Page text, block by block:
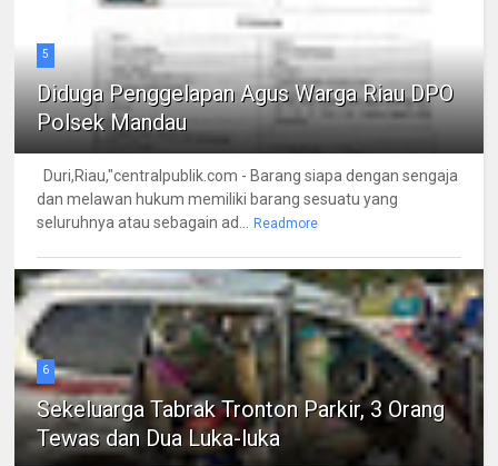
5
Diduga Penggelapan Agus Warga Riau DPO
Polsek Mandau
Duri,Riau,"centralpublik.com - Barang siapa dengan sengaja
dan melawan hukum memiliki barang sesuatu yang
seluruhnya atau sebagain ad...
Readmore
6
Sekeluarga Tabrak Tronton Parkir, 3 Orang
Tewas dan Dua Luka-luka